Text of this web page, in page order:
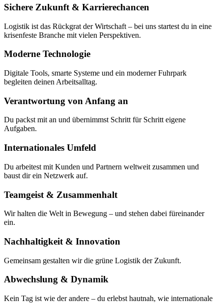
Sichere Zukunft & Karrierechancen
Logistik ist das Rückgrat der Wirtschaft – bei uns startest du in eine
krisenfeste Branche mit vielen Perspektiven.
Moderne Technologie
Digitale Tools, smarte Systeme und ein moderner Fuhrpark
begleiten deinen Arbeitsalltag.
Verantwortung von Anfang an
Du packst mit an und übernimmst Schritt für Schritt eigene
Aufgaben.
Internationales Umfeld
Du arbeitest mit Kunden und Partnern weltweit zusammen und
baust dir ein Netzwerk auf.
Teamgeist & Zusammenhalt
Wir halten die Welt in Bewegung – und stehen dabei füreinander
ein.
Nachhaltigkeit & Innovation
Gemeinsam gestalten wir die grüne Logistik der Zukunft.
Abwechslung & Dynamik
Kein Tag ist wie der andere – du erlebst hautnah, wie internationale